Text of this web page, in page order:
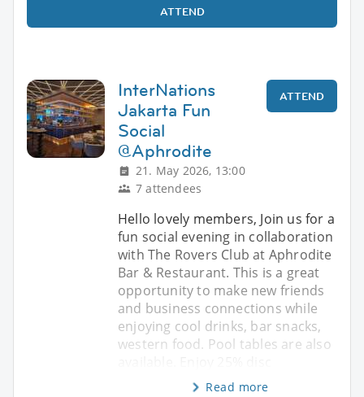
ATTEND
InterNations
Jakarta Fun
Social
@Aphrodite
21. May 2026, 13:00
7 attendees
ATTEND
Hello lovely members, Join us for a
fun social evening in collaboration
with The Rovers Club at Aphrodite
Bar & Restaurant. This is a great
opportunity to make new friends
and business connections while
enjoying cool drinks, bar snacks,
western food. Pool tables are also
Read more